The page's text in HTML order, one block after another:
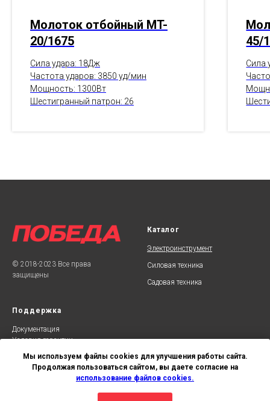
Мы используем файлы cookies для улучшения работы сайта.
Продолжая пользоваться сайтом, вы даете согласие на
использование файлов cookies.
Молоток отбойный MT-
20/1675
Сила удара: 18Дж
Частота ударов: 3850 уд/мин
Мощность: 1300Вт
Шестигранный патрон: 26
45/
Сила
© 2018-2023 Все права
защищены
Каталог
Электроинструмент
Силовая техника
Садовая техника
Поддержка
Документация
Условия гарантии